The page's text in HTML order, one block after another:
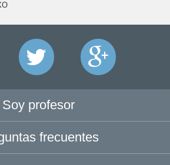
Soy profesor
frecuentes